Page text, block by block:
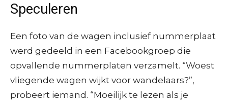
Speculeren
Een foto van de wagen inclusief nummerplaat
werd gedeeld in een Facebookgroep die
opvallende nummerplaten verzamelt. “Woest
vliegende wagen wijkt voor wandelaars?”,
probeert iemand. “Moeilijk te lezen als je